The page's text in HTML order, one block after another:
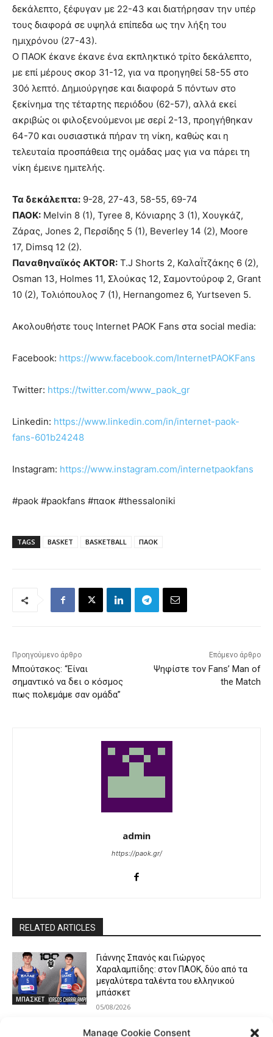
Manage Cookie Consent
δεκάλεπτο, ξέφυγαν με 22-43 και διατήρησαν την υπέρ
τους διαφορά σε υψηλά επίπεδα ως την λήξη του
ημιχρόνου (27-43).
Ο ΠΑΟΚ έκανε έκανε ένα εκπληκτικό τρίτο δεκάλεπτο,
με επί μέρους σκορ 31-12, για να προηγηθεί 58-55 στο
30ό λεπτό. Δημιούργησε και διαφορά 5 πόντων στο
ξεκίνημα της τέταρτης περιόδου (62-57), αλλά εκεί
ακριβώς οι φιλοξενούμενοι με σερί 2-13, προηγήθηκαν
64-70 και ουσιαστικά πήραν τη νίκη, καθώς και η
τελευταία προσπάθεια της ομάδας μας για να πάρει τη
νίκη έμεινε ημιτελής.
Τα δεκάλεπτα: 9-28, 27-43, 58-55, 69-74
ΠΑΟΚ: Melvin 8 (1), Tyree 8, Κόνιαρης 3 (1), Χουγκάζ,
Ζάρας, Jones 2, Περσίδης 5 (1), Beverley 14 (2), Moore
17, Dimsq 12 (2).
Παναθηναϊκός AKTOR: T.J Shorts 2, ΚαλαΪτζάκης 6 (2),
Osman 13, Holmes 11, Σλούκας 12, Σαμοντούροφ 2, Grant
10 (2), Τολιόπουλος 7 (1), Hernangomez 6, Yurtseven 5.
Ακολουθήστε τους Internet PAOK Fans στα social media:
Facebook: https://www.facebook.com/InternetPAOKFans
Twitter: https://twitter.com/www_paok_gr
Linkedin: https://www.linkedin.com/in/internet-paok-
fans-601b24248
Instagram: https://www.instagram.com/internetpaokfans
#paok #paokfans #παοκ #thessaloniki
TAGS BASKET BASKETBALL ΠΑΟΚ
Προηγούμενο άρθρο
Μπούτσκος: “Είναι
σημαντικό να δει ο κόσμος
πως πολεμάμε σαν ομάδα”
Επόμενο άρθρο
Ψηφίστε τον Fans’ Man of
the Match
admin
https://paok.gr/
RELATED ARTICLES
ΜΠΑΣΚΕΤ
Γιάννης Σπανός και Γιώργος
Χαραλαμπίδης: στον ΠΑΟΚ, δύο από τα
μεγαλύτερα ταλέντα του ελληνικού
μπάσκετ
05/08/2026
Περσίδης: «Είναι μεγάλο κίνητρο ο ΠΑΟΚ